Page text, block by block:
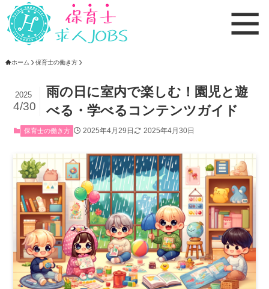
ホーム 保育士の働き方
雨の日に室内で楽しむ！園児と遊
べる・学べるコンテンツガイド
2025
4/30
保育士の働き方 2025年4月29日 2025年4月30日